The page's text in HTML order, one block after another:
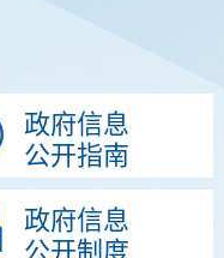
政府信息
公开指南
政府信息
公开制度